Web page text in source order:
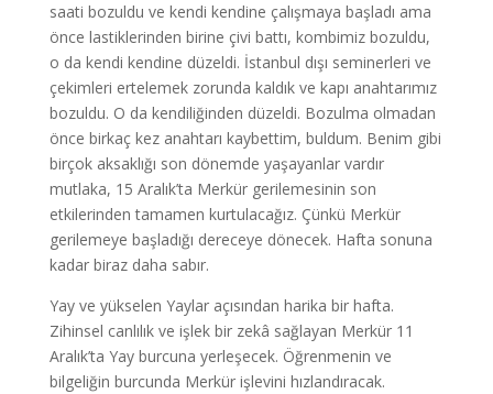
saati bozuldu ve kendi kendine çalışmaya başladı ama
önce lastiklerinden birine çivi battı, kombimiz bozuldu,
o da kendi kendine düzeldi. İstanbul dışı seminerleri ve
çekimleri ertelemek zorunda kaldık ve kapı anahtarımız
bozuldu. O da kendiliğinden düzeldi. Bozulma olmadan
önce birkaç kez anahtarı kaybettim, buldum. Benim gibi
birçok aksaklığı son dönemde yaşayanlar vardır
mutlaka, 15 Aralık’ta Merkür gerilemesinin son
etkilerinden tamamen kurtulacağız. Çünkü Merkür
gerilemeye başladığı dereceye dönecek. Hafta sonuna
kadar biraz daha sabır.
Yay ve yükselen Yaylar açısından harika bir hafta.
Zihinsel canlılık ve işlek bir zekâ sağlayan Merkür 11
Aralık’ta Yay burcuna yerleşecek. Öğrenmenin ve
bilgeliğin burcunda Merkür işlevini hızlandıracak.